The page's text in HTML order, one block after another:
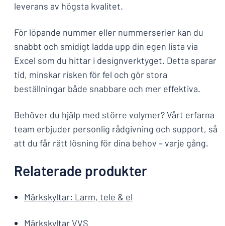
leverans av högsta kvalitet.
För löpande nummer eller nummerserier kan du
snabbt och smidigt ladda upp din egen lista via
Excel som du hittar i designverktyget. Detta sparar
tid, minskar risken för fel och gör stora
beställningar både snabbare och mer effektiva.
Behöver du hjälp med större volymer? Vårt erfarna
team erbjuder personlig rådgivning och support, så
att du får rätt lösning för dina behov – varje gång.
Relaterade produkter
Märkskyltar: Larm, tele & el
Märkskyltar VVS